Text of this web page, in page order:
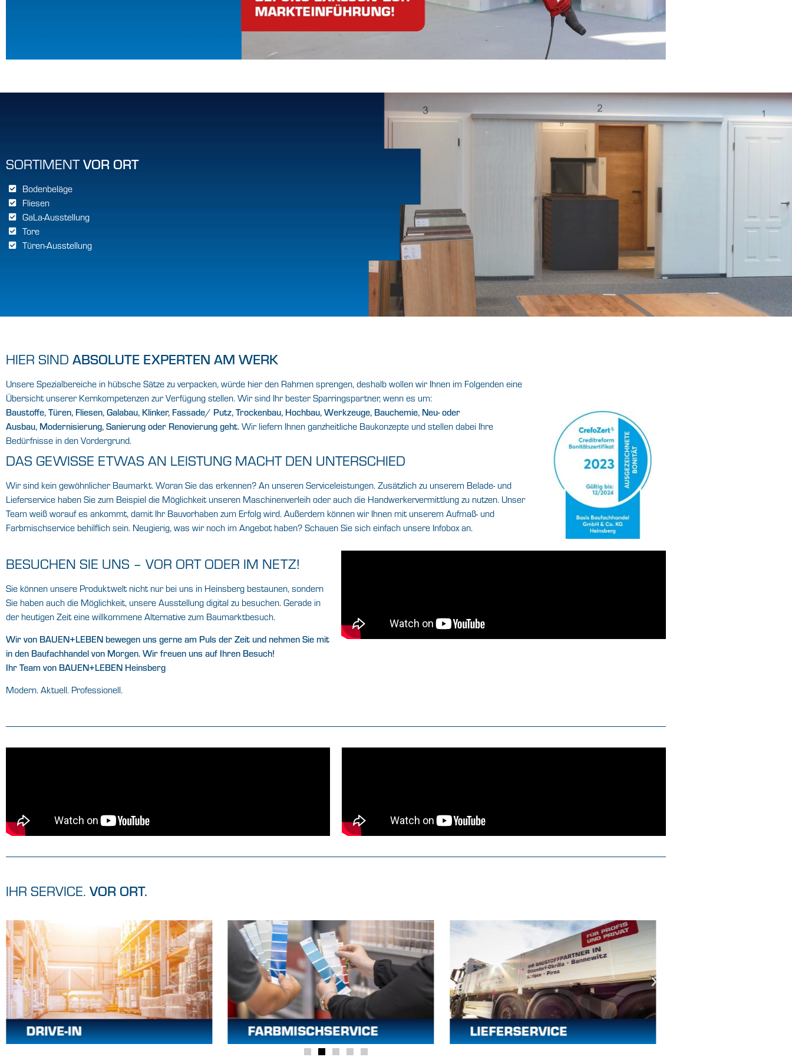
GaLa-Ausstellung
Türen-Ausstellung
SORTIMENTVOR ORT
Bodenbeläge
Fliesen
GaLa-Ausstellung
Tore
Türen-Ausstellung
HIER SIND ABSOLUTE EXPERTEN AM WERK
Unsere Spezialbereiche in hübsche Sätze zu verpacken, würde hier den Rahmen sprengen, deshalb wollen wir Ihnen im Folgenden eine
Übersicht unserer Kernkompetenzen zur Verfügung stellen. Wir sind Ihr bester Sparringspartner, wenn es um:
Baustoffe, Türen, Fliesen, Galabau, Klinker, Fassade/ Putz, Trockenbau, Hochbau, Werkzeuge, Bauchemie, Neu- oder
Ausbau, Modernisierung, Sanierung oder Renovierung geht. Wir liefern Ihnen ganzheitliche Baukonzepte und stellen dabei Ihre
Bedürfnisse in den Vordergrund.
DAS GEWISSE ETWAS AN LEISTUNG MACHT DEN UNTERSCHIED
Wir sind kein gewöhnlicher Baumarkt. Woran Sie das erkennen? An unseren Serviceleistungen. Zusätzlich zu unserem Belade- und
Lieferservice haben Sie zum Beispiel die Möglichkeit unseren Maschinenverleihoder auch die Handwerkervermittlungzu nutzen. Unser
Team weiß worauf es ankommt, damit Ihr Bauvorhaben zum Erfolg wird. Außerdem können wir Ihnen mit unserem Aufmaß- und
Farbmischservice behilflich sein. Neugierig, was wir noch im Angebot haben? Schauen Sie sich einfach unsere Infobox an.
BESUCHEN SIE UNS – VOR ORT ODER IM NETZ!
Sie können unsere Produktwelt nicht nur bei uns in Heinsberg bestaunen, sondern
Sie haben auch die Möglichkeit, unsere Ausstellung digital zu besuchen. Gerade in
der heutigen Zeit eine willkommene Alternative zum Baumarktbesuch.
Wir von BAUEN+LEBEN bewegen uns gerne am Puls der Zeit und nehmen Sie mit
in den Baufachhandel von Morgen. Wir freuen uns auf Ihren Besuch!
Ihr Team von BAUEN+LEBEN Heinsberg
Modern. Aktuell. Professionell.
IHR SERVICE. VOR ORT.